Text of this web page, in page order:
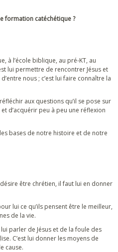
formation catéchétique ?
à l’école biblique, au pré-KT, au
lui permettre de rencontrer Jésus et
nous ; c’est lui faire connaître la
aux questions qu’il se pose sur
d’acquérir peu à peu une réflexion
bases de notre histoire et de notre
être chrétien, il faut lui en donner
lui ce qu’ils pensent être le meilleur,
de la vie.
parler de Jésus et de la foule des
C’est lui donner les moyens de
cause.